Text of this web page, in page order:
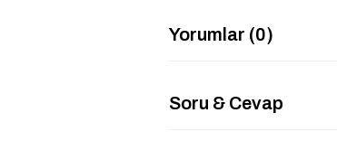
Yorumlar (0)
Soru & Cevap